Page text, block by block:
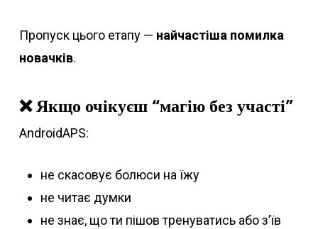
Пропуск цього етапу — найчастіша помилка
новачків.
❌ Якщо очікуєш “магію без участі”
AndroidAPS:
не скасовує болюси на їжу
не читає думки
не знає, що ти пішов тренуватись або з’їв